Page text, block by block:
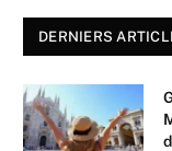
DERNIERS